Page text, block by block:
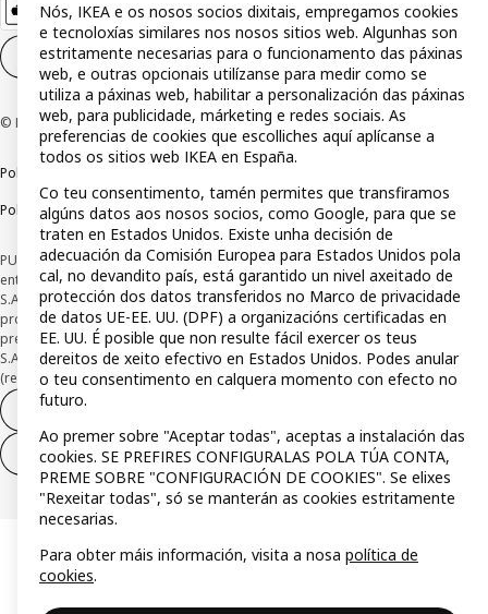
Configuración de cookies GL
© Inter IKEA Systems B.V 1999-2026
Política de privacidade
Política de divulgación responsable
PUBLICIDADE *Financiamento a través da tarxeta IKEA VISA, emitida pola
entidade de pagamento híbrida CaixaBank Payments & Consumer E.F.C., E.P.,
S.A.U, e suxeito á súa autorización. A entidade escolleu como sistema de
protección dos fondos recibidos de usuarios de servizos de pagamento que
presta o seu depósito nunha conta bancaria separada aberta en CaixaBank,
S.A Consulta as características da túa tarxeta con pagamento adiado
(revolving) aquí:www.caixabankpc.com/es/productos
Desistimento do contrato
Desistimento de só servizos
Nós, IKEA e os nosos socios dixitais, empregamos cookies
e tecnoloxías similares nos nosos sitios web. Algunhas son
estritamente necesarias para o funcionamento das páxinas
web, e outras opcionais utilízanse para medir como se
utiliza a páxinas web, habilitar a personalización das páxinas
web, para publicidade, márketing e redes sociais. As
preferencias de cookies que escolliches aquí aplícanse a
todos os sitios web IKEA en España.
Co teu consentimento, tamén permites que transfiramos
algúns datos aos nosos socios, como Google, para que se
traten en Estados Unidos. Existe unha decisión de
adecuación da Comisión Europea para Estados Unidos pola
cal, no devandito país, está garantido un nivel axeitado de
protección dos datos transferidos no Marco de privacidade
de datos UE-EE. UU. (DPF) a organizacións certificadas en
EE. UU. É posible que non resulte fácil exercer os teus
dereitos de xeito efectivo en Estados Unidos. Podes anular
o teu consentimento en calquera momento con efecto no
futuro.
Ao premer sobre "Aceptar todas", aceptas a instalación das
cookies. SE PREFIRES CONFIGURALAS POLA TÚA CONTA,
PREME SOBRE "CONFIGURACIÓN DE COOKIES". Se elixes
"Rexeitar todas", só se manterán as cookies estritamente
necesarias.
Para obter máis información, visita a nosa política de
cookies.